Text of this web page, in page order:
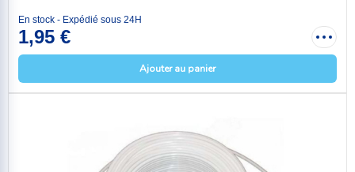
En stock - Expédié sous 24H
1,95 €
Ajouter au panier